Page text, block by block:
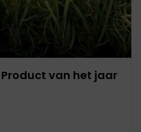
van het jaar